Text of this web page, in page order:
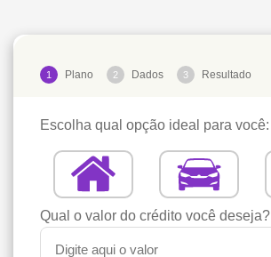
1 Plano 2 Dados 3 Resultado
Escolha qual opção ideal para você:
Qual o valor do crédito você deseja?